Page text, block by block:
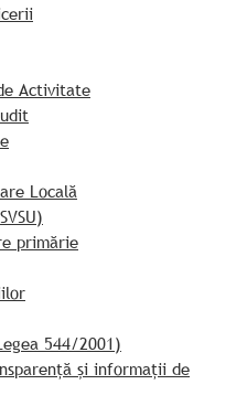
Activitate
Locală
primărie
544/2001)
și informații de